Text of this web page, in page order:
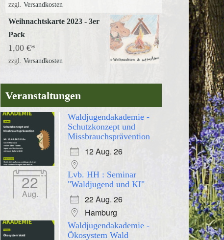
zzgl. Versandkosten
Weihnachtskarte 2023 - 3er
Pack
1,00 €
zzgl. Versandkosten
Veranstaltungen
Waldjugendakademie -
Schutzkonzept und
Missbrauchsprävention
12 Aug. 26
22
Aug.
Lvb. HH : Seminar
"Waldjugend und KI"
22 Aug. 26
Hamburg
Waldjugendakademie -
Ökosystem Wald